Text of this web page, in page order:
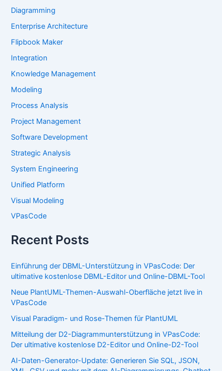
Diagramming
Enterprise Architecture
Flipbook Maker
Integration
Knowledge Management
Modeling
Process Analysis
Project Management
Software Development
Strategic Analysis
System Engineering
Unified Platform
Visual Modeling
VPasCode
Recent Posts
Einführung der DBML-Unterstützung in VPasCode: Der
ultimative kostenlose DBML-Editor und Online-DBML-Tool
Neue PlantUML-Themen-Auswahl-Oberfläche jetzt live in
VPasCode
Visual Paradigm- und Rose-Themen für PlantUML
Mitteilung der D2-Diagrammunterstützung in VPasCode:
Der ultimative kostenlose D2-Editor und Online-D2-Tool
AI-Daten-Generator-Update: Generieren Sie SQL, JSON,